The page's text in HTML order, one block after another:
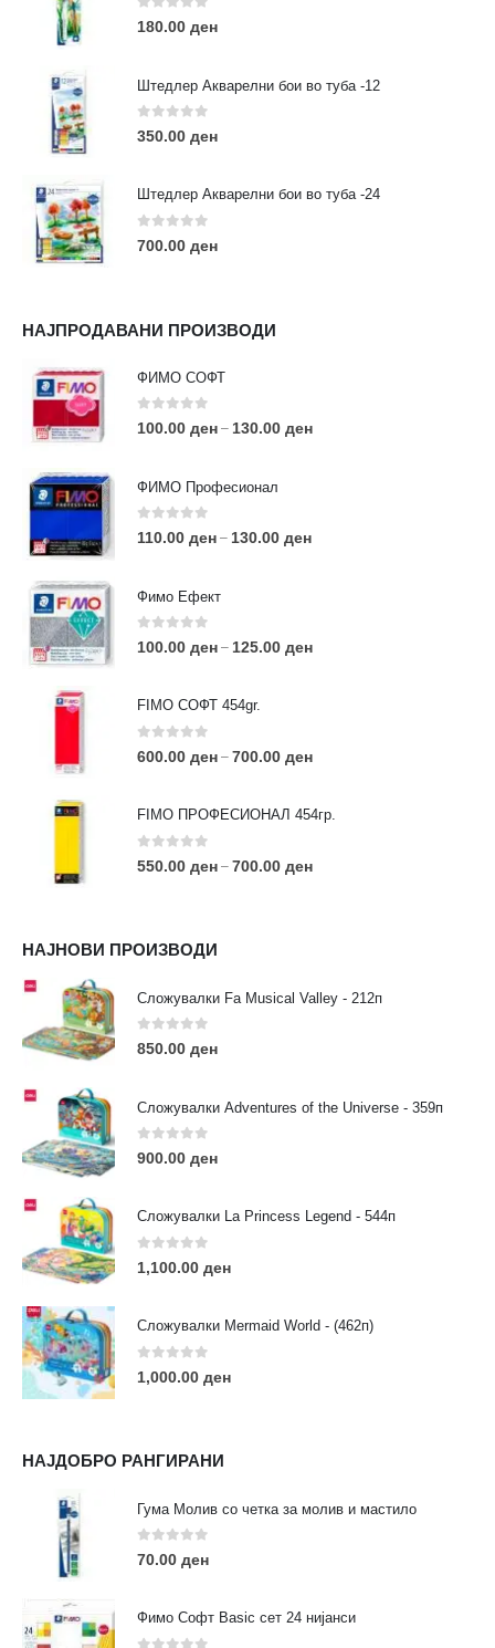
0 out of 5
180.00 ден
Штедлер Акварелни бои во туба -12
0out of 5
350.00 ден
Штедлер Акварелни бои во туба -24
0out of 5
700.00 ден
НАЈПРОДАВАНИ ПРОИЗВОДИ
ФИМО СОФТ
0 out of 5
100.00 ден – 130.00 ден
ФИМО Професионал
0out of 5
110.00 ден – 130.00 ден
Фимо Ефект
0 out of 5
100.00 ден – 125.00 ден
FIMO СОФТ 454gr.
0out of 5
600.00 ден – 700.00 ден
FIMO ПРОФЕСИОНАЛ 454гр.
0out of 5
550.00 ден – 700.00 ден
НАЈНОВИ ПРОИЗВОДИ
Сложувалки Fa Musical Valley - 212п
0out of 5
850.00 ден
Сложувалки Adventures of the Universe - 359п
0out of 5
900.00 ден
Сложувалки La Princess Legend - 544п
0 out of 5
1,100.00 ден
Сложувалки Mermaid World - (462п)
0 out of 5
1,000.00 ден
НАЈДОБРО РАНГИРАНИ
Гума Молив со четка за молив и мастило
0out of 5
70.00 ден
Фимо Софт Basic сет 24 нијанси
АДРЕСА:
ул. 3та Македонска Бригада бр.46
ТЕЛЕФОН:
0038977640534
contact@moehobi.mk
РАБОТНО ВРЕМЕ:
Пон - Саб / 09:00 - 21:00
ЛИНКОВИ
Услови за користење
Големопродажба
Кариера
За нас
Нашите локации
ПОПУЛАРНИ ТАГОВИ
eurodanvest FIMO Креативни Сетови
markers
rapitografi sketch staedtler